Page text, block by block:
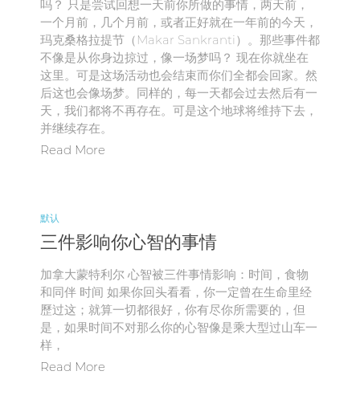
吗？ 只是尝试回想一天前你所做的事情，两天前，
一个月前，几个月前，或者正好就在一年前的今天，
玛克桑格拉提节（Makar Sankranti）。那些事件都
不像是从你身边掠过，像一场梦吗？ 现在你就坐在
这里。可是这场活动也会结束而你们全都会回家。然
后这也会像场梦。同样的，每一天都会过去然后有一
天，我们都将不再存在。可是这个地球将维持下去，
并继续存在。
Read More
默认
三件影响你心智的事情
加拿大蒙特利尔 心智被三件事情影响：时间，食物
和同伴 时间 如果你回头看看，你一定曾在生命里经
歷过这；就算一切都很好，你有尽你所需要的，但
是，如果时间不对那么你的心智像是乘大型过山车一
样，
Read More